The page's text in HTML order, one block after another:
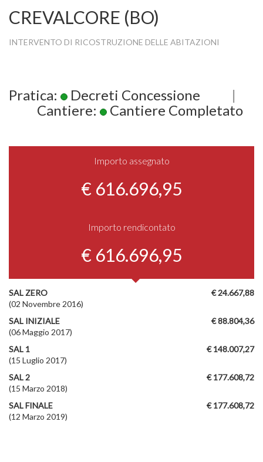
CREVALCORE (BO)
INTERVENTO DI RICOSTRUZIONE DELLE ABITAZIONI
Pratica: Decreti Concessione
|
Cantiere:
Cantiere Completato
Importo assegnato
€ 616.696,95
Importo rendicontato
€ 616.696,95
€ 24.667,88
SAL ZERO
(02 Novembre 2016)
€ 88.804,36
SAL INIZIALE
(06 Maggio 2017)
€ 148.007,27
SAL 1
(15 Luglio 2017)
€ 177.608,72
SAL 2
(15 Marzo 2018)
€ 177.608,72
SAL FINALE
(12 Marzo 2019)